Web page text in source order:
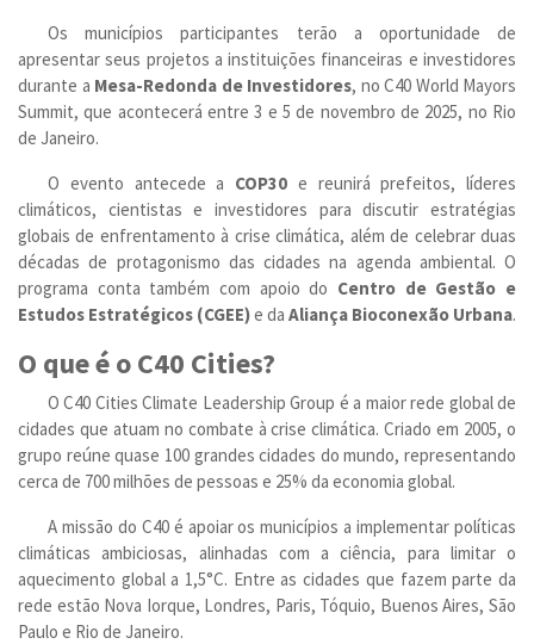
Os municípios participantes terão a oportunidade de
apresentar seus projetos a instituições financeiras e investidores
durante a Mesa-Redonda de Investidores, no C40 World Mayors
Summit, que acontecerá entre 3 e 5 de novembro de 2025, no Rio
de Janeiro.
O evento antecede a COP30 e reunirá prefeitos, líderes
climáticos, cientistas e investidores para discutir estratégias
globais de enfrentamento à crise climática, além de celebrar duas
décadas de protagonismo das cidades na agenda ambiental. O
programa conta também com apoio do Centro de Gestão e
Estudos Estratégicos (CGEE)e da Aliança Bioconexão Urbana.
O que é o C40 Cities?
O C40 Cities Climate Leadership Group é a maior rede global de
cidades que atuam no combate à crise climática. Criado em 2005, o
grupo reúne quase 100 grandes cidades do mundo, representando
cerca de 700 milhões de pessoas e 25% da economia global.
A missão do C40 é apoiar os municípios a implementar políticas
climáticas ambiciosas, alinhadas com a ciência, para limitar o
aquecimento global a 1,5°C. Entre as cidades que fazem parte da
rede estão Nova Iorque, Londres, Paris, Tóquio, Buenos Aires, São
Paulo e Rio de Janeiro.